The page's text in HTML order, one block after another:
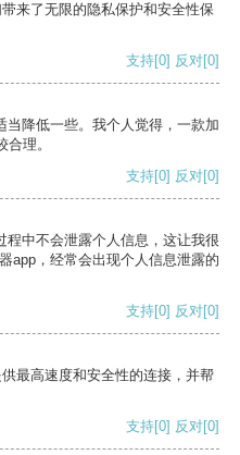
来了无限的隐私保护和安全性保
支持[0] 反对[0]
降低一些。我个人觉得，一款加
理。
支持[0] 反对[0]
中不会泄露个人信息，这让我很
app，经常会出现个人信息泄露的
支持[0] 反对[0]
最高速度和安全性的连接，并帮
支持[0] 反对[0]